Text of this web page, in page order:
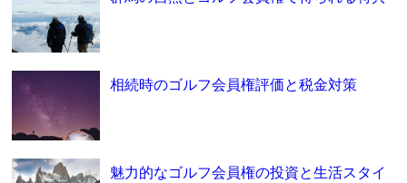
相続時のゴルフ会員権評価と税金対策
魅力的なゴルフ会員権の投資と生活スタイ